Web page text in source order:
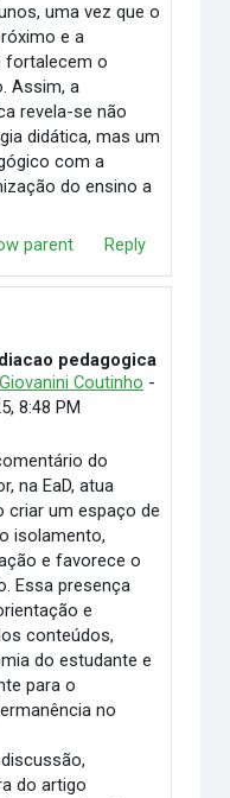
uma vez que o
e a
fortalecem o
Assim, a
revela-se não
didática, mas um
com a
do ensino a
parent Reply
Lima pedagogica
Coutinho -
8:48 PM
do
na EaD, atua
criar um espaço de
isolamento,
e favorece o
Essa presença
e
conteúdos,
do estudante e
para o
no
do artigo